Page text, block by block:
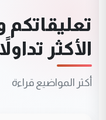
الأكثر تداولاً
أكثر المواضيع قراءة